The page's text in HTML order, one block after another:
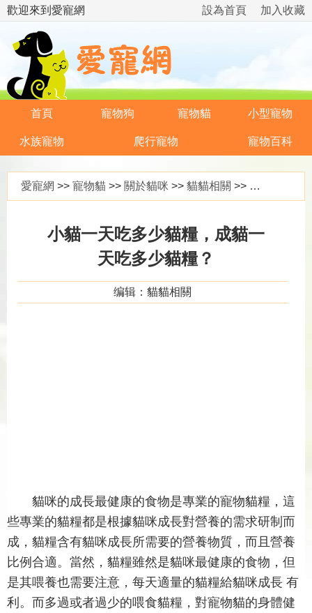
歡迎來到愛寵網 加入收藏
設為首頁
首頁 寵物狗 寵物貓 小型寵物
水族寵物 爬行寵物 寵物百科
愛寵網 >> 寵物貓 >> 關於貓咪 >> 貓貓相關 >> 小貓一天吃多少貓糧，成貓一天吃多少貓糧？
小貓一天吃多少貓糧，成貓一
天吃多少貓糧？
编辑：貓貓相關
貓咪的成長最健康的食物是專業的寵物貓糧，這
些專業的貓糧都是根據貓咪成長對營養的需求研制而
成，貓糧含有貓咪成長所需要的營養物質，而且營養
比例合適。當然，貓糧雖然是貓咪最健康的食物，但
是其喂養也需要注意，每天適量的貓糧給貓咪成長 有
利。而多過或者過少的喂食貓糧，對寵物貓的身體健